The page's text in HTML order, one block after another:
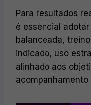
Para resultados
é essencial
balanceada,
indicado, uso
alinhado aos
acompanhamento